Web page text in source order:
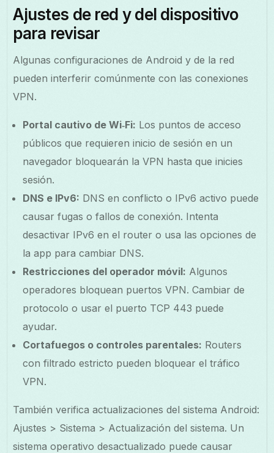
Ajustes de red y del dispositivo
para revisar
Algunas configuraciones de Android y de la red
pueden interferir comúnmente con las conexiones
VPN.
Portal cautivo de Wi‑Fi: Los puntos de acceso
públicos que requieren inicio de sesión en un
navegador bloquearán la VPN hasta que inicies
sesión.
DNS e IPv6: DNS en conflicto o IPv6 activo puede
causar fugas o fallos de conexión. Intenta
desactivar IPv6 en el router o usa las opciones de
la app para cambiar DNS.
Restricciones del operador móvil: Algunos
operadores bloquean puertos VPN. Cambiar de
protocolo o usar el puerto TCP 443 puede
ayudar.
Cortafuegos o controles parentales: Routers
con filtrado estricto pueden bloquear el tráfico
VPN.
También verifica actualizaciones del sistema Android:
Ajustes > Sistema > Actualización del sistema. Un
sistema operativo desactualizado puede causar